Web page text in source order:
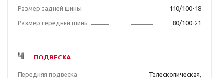
Размер задней шины 110/100-18
Размер передней шины 80/100-21
ПОДВЕСКА
Передняя подвеска
Телескопическая,